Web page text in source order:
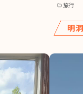
旅行
明